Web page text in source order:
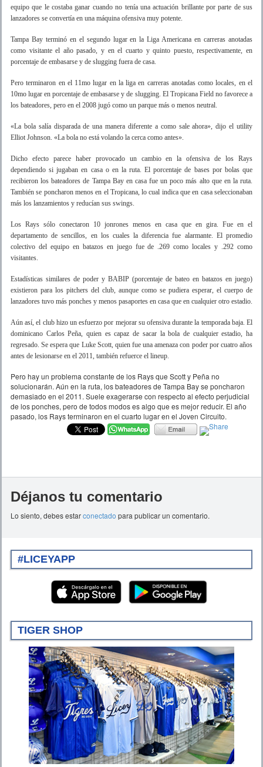
equipo que le costaba ganar cuando no tenía una actuación brillante por parte de sus
lanzadores se convertía en una máquina ofensiva muy potente.
Tampa Bay terminó en el segundo lugar en la Liga Americana en carreras anotadas
como visitante el año pasado, y en el cuarto y quinto puesto, respectivamente, en
porcentaje de embasarse y de slugging fuera de casa.
Pero terminaron en el 11mo lugar en la liga en carreras anotadas como locales, en el
10mo lugar en porcentaje de embasarse y de slugging. El Tropicana Field no favorece a
los bateadores, pero en el 2008 jugó como un parque más o menos neutral.
«La bola salía disparada de una manera diferente a como sale ahora», dijo el utility
Elliot Johnson. «La bola no está volando la cerca como antes».
Dicho efecto parece haber provocado un cambio en la ofensiva de los Rays
dependiendo si jugaban en casa o en la ruta. El porcentaje de bases por bolas que
recibieron los bateadores de Tampa Bay en casa fue un poco más alto que en la ruta.
También se poncharon menos en el Tropicana, lo cual indica que en casa seleccionaban
más los lanzamientos y reducían sus swings.
Los Rays sólo conectaron 10 jonrones menos en casa que en gira. Fue en el
departamento de sencillos, en los cuales la diferencia fue alarmante. El promedio
colectivo del equipo en batazos en juego fue de .269 como locales y .292 como
visitantes.
Estadísticas similares de poder y BABIP (porcentaje de bateo en batazos en juego)
existieron para los pitchers del club, aunque como se pudiera esperar, el cuerpo de
lanzadores tuvo más ponches y menos pasaportes en casa que en cualquier otro estadio.
Aún así, el club hizo un esfuerzo por mejorar su ofensiva durante la temporada baja. El
dominicano Carlos Peña, quien es capaz de sacar la bola de cualquier estadio, ha
regresado. Se espera que Luke Scott, quien fue una amenaza con poder por cuatro años
antes de lesionarse en el 2011, también refuerce el lineup.
Pero hay un problema constante de los Rays que Scott y Peña no
solucionarán. Aún en la ruta, los bateadores de Tampa Bay se poncharon
demasiado en el 2011. Suele exagerarse con respecto al efecto perjudicial
de los ponches, pero de todos modos es algo que es mejor reducir. El año
pasado, los Rays terminaron en el cuarto lugar en el Joven Circuito.
Déjanos tu comentario
Lo siento, debes estarconectado para publicar un comentario.
#LICEYAPP
TIGER SHOP